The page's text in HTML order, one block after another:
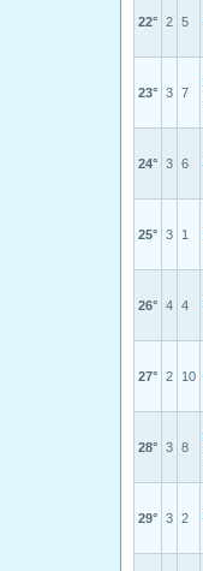
22° 2 5
23° 3 7
24° 3 6
25° 3 1
26° 4 4
27° 2 10
28° 3 8
29° 3 2